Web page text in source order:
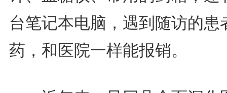
台笔记本电脑，遇到随访的患
药，和医院一样能报销。